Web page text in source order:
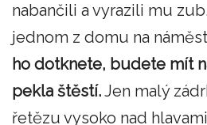
nabančili a vyrazili mu
jednom z domu na
ho dotknete, budete mít
pekla štěstí.Jen malý
řetězu vysoko nad